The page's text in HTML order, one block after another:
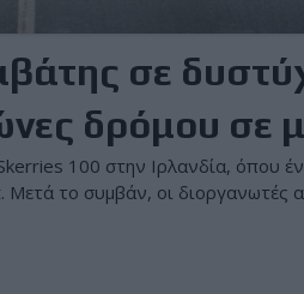
σε
δρόμου σε
100 στην Ιρλανδία, όπου
το συμβάν, οι διοργανωτές